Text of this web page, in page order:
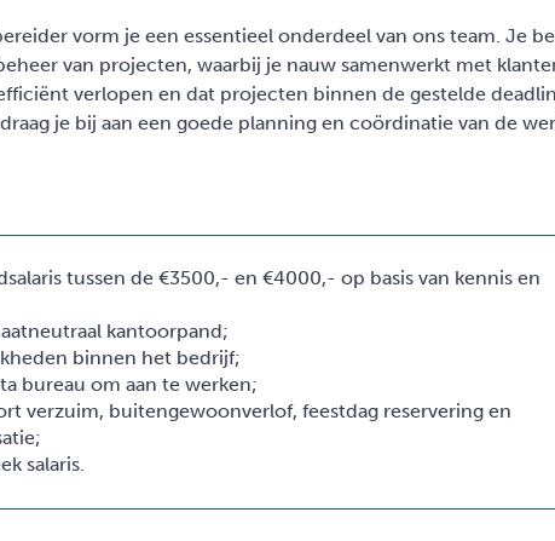
vorm je een essentieel onderdeel van ons team. Je
van projecten, waarbij je nauw samenwerkt met
verlopen en dat projecten binnen de gestelde
je bij aan een goede planning en coördinatie van de
tussen de €3500,- en €4000,- op basis van kennis en
kantoorpand;
binnen het bedrijf;
bureau om aan te werken;
verzuim, buitengewoonverlof, feestdag reservering en
salaris.